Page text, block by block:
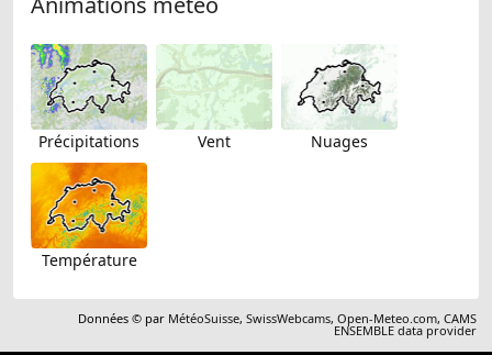
Précipitations Vent Nuages
Température
Données © par MétéoSuisse,SwissWebcams,Open-Meteo.com,CAMS
ENSEMBLE data provider